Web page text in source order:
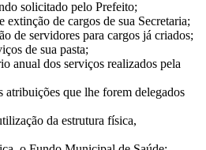
solicitado pelo Prefeito;
extinção de cargos de sua Secretaria;
de servidores para cargos já criados;
de sua pasta;
anual dos serviços realizados pela
atribuições que lhe forem delegados
da estrutura física,